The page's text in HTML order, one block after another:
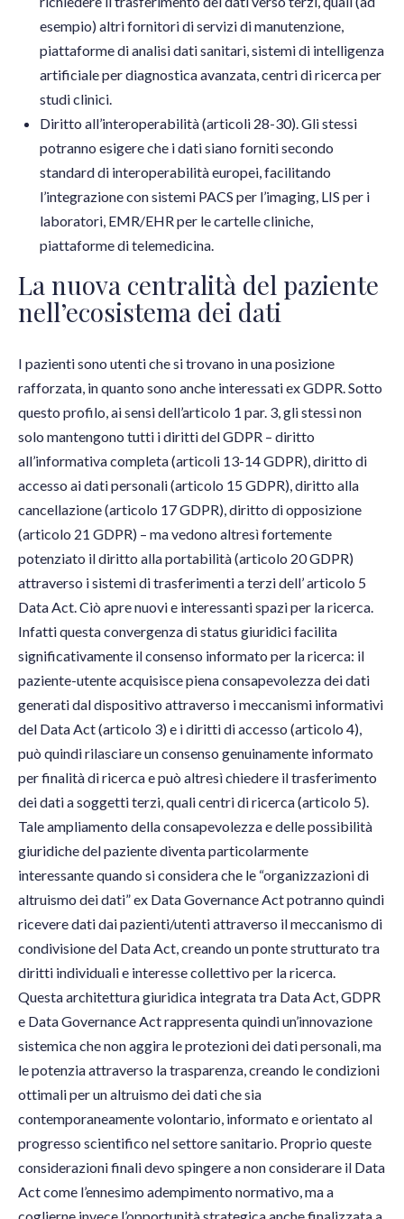
esempio) altri fornitori di servizi di manutenzione,
piattaforme di analisi dati sanitari, sistemi di intelligenza
artificiale per diagnostica avanzata, centri di ricerca per
studi clinici.
Diritto all’interoperabilità (articoli 28-30). Gli stessi
potranno esigere che i dati siano forniti secondo
standard di interoperabilità europei, facilitando
l’integrazione con sistemi PACS per l’imaging, LIS per i
laboratori, EMR/EHR per le cartelle cliniche,
piattaforme di telemedicina.
La nuova centralità del paziente
nell’ecosistema dei dati
I pazienti sono utenti che si trovano in una posizione
rafforzata, in quanto sono anche interessati ex GDPR. Sotto
questo profilo, ai sensi dell’articolo 1 par. 3, gli stessi non
solo mantengono tutti i diritti del GDPR ­– diritto
all’informativa completa (articoli 13-14 GDPR), diritto di
accesso ai dati personali (articolo 15 GDPR), diritto alla
cancellazione (articolo 17 GDPR), diritto di opposizione
(articolo 21 GDPR) ­– ma vedono altresì fortemente
potenziato il diritto alla portabilità (articolo 20 GDPR)
attraverso i sistemi di trasferimenti a terzi dell’ articolo 5
Data Act. Ciò apre nuovi e interessanti spazi per la ricerca.
Infatti questa convergenza di status giuridici facilita
significativamente il consenso informato per la ricerca: il
paziente-utente acquisisce piena consapevolezza dei dati
generati dal dispositivo attraverso i meccanismi informativi
del Data Act (articolo 3) e i diritti di accesso (articolo 4),
può quindi rilasciare un consenso genuinamente informato
per finalità di ricerca e può altresì chiedere il trasferimento
dei dati a soggetti terzi, quali centri di ricerca (articolo 5).
Tale ampliamento della consapevolezza e delle possibilità
giuridiche del paziente diventa particolarmente
interessante quando si considera che le “organizzazioni di
altruismo dei dati” ex Data Governance Act potranno quindi
ricevere dati dai pazienti/utenti attraverso il meccanismo di
condivisione del Data Act, creando un ponte strutturato tra
diritti individuali e interesse collettivo per la ricerca.
Questa architettura giuridica integrata tra Data Act, GDPR
e Data Governance Act rappresenta quindi un’innovazione
sistemica che non aggira le protezioni dei dati personali, ma
le potenzia attraverso la trasparenza, creando le condizioni
ottimali per un altruismo dei dati che sia
contemporaneamente volontario, informato e orientato al
progresso scientifico nel settore sanitario. Proprio queste
considerazioni finali devo spingere a non considerare il Data
Act come l’ennesimo adempimento normativo, ma a